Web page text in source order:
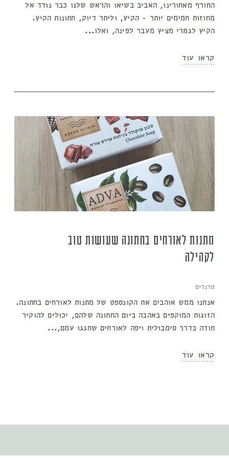
החורף מאחורינו, האביב בשיאו והראש שלנו כבר נודד אל
מחוזות חמימים יותר - הקיץ, וליתר דיוק, חתונות הקיץ.
הקיץ לגמרי מציץ מעבר לפינה, ואלו...
קראו עוד
מתנות לאורחים בחתונה שעושות טוב
לקהילה
טרנדים
אנחנו ממש אוהבים את הקונספט של מתנות לאורחים בחתונה.
הזוגות המוקפים באהבה ביום החתונה שלהם, יכולים להוקיר
תודה בדרך סימבולית ויפה לאורחים שחגגו עמם,...
קראו עוד